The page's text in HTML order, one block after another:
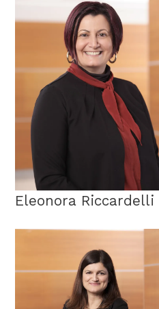
Eleonora Riccardelli